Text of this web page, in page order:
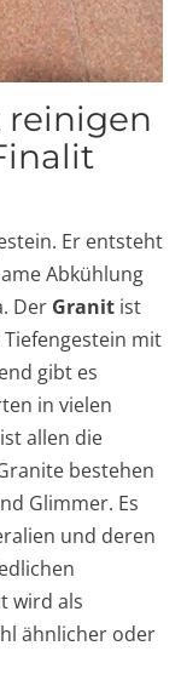
reinigen
Er entsteht
Abkühlung
Der Granit ist
mit
gibt es
in vielen
allen die
bestehen
Glimmer. Es
und deren
wird als
ähnlicher oder